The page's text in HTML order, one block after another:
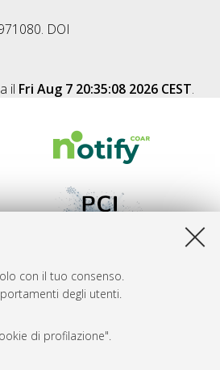
con il tuo consenso.
degli utenti.
di profilazione".
DOI
il Fri Aug 7 20:35:08 2026 CEST.